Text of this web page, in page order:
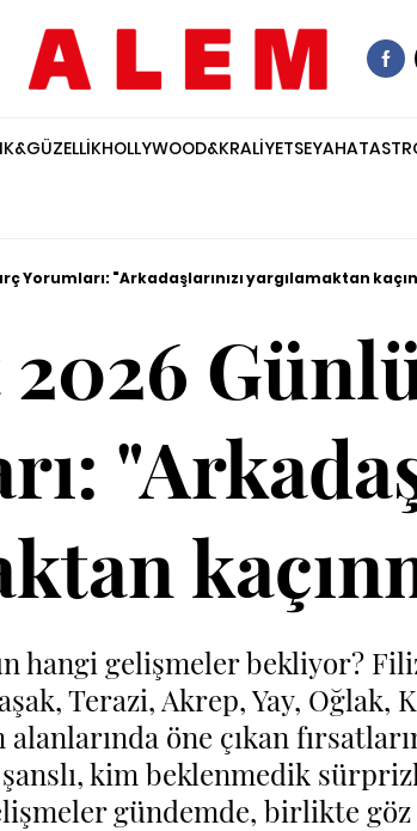
HOLLYWOOD&KRALİYETSEYAHAT
Yorumları: "Arkadaşlarınızı yargılamaktan
2026
hangi gelişmeler bekliyor?
Terazi, Akrep, Yay, Oğlak,
öne çıkan
kim beklenmedik
gündemde, birlikte göz